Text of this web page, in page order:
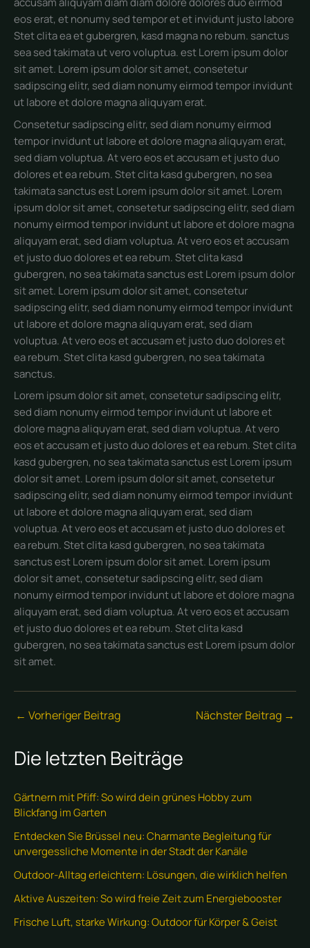
eos erat, et nonumy sed tempor et et invidunt justo labore
Stet clita ea et gubergren, kasd magna no rebum. sanctus
sea sed takimata ut vero voluptua. est Lorem ipsum dolor
sit amet. Lorem ipsum dolor sit amet, consetetur
sadipscing elitr, sed diam nonumy eirmod tempor invidunt
ut labore et dolore magna aliquyam erat.
Consetetur sadipscing elitr, sed diam nonumy eirmod
tempor invidunt ut labore et dolore magna aliquyam erat,
sed diam voluptua. At vero eos et accusam et justo duo
dolores et ea rebum. Stet clita kasd gubergren, no sea
takimata sanctus est Lorem ipsum dolor sit amet. Lorem
ipsum dolor sit amet, consetetur sadipscing elitr, sed diam
nonumy eirmod tempor invidunt ut labore et dolore magna
aliquyam erat, sed diam voluptua. At vero eos et accusam
et justo duo dolores et ea rebum. Stet clita kasd
gubergren, no sea takimata sanctus est Lorem ipsum dolor
sit amet. Lorem ipsum dolor sit amet, consetetur
sadipscing elitr, sed diam nonumy eirmod tempor invidunt
ut labore et dolore magna aliquyam erat, sed diam
voluptua. At vero eos et accusam et justo duo dolores et
ea rebum. Stet clita kasd gubergren, no sea takimata
sanctus.
Lorem ipsum dolor sit amet, consetetur sadipscing elitr,
sed diam nonumy eirmod tempor invidunt ut labore et
dolore magna aliquyam erat, sed diam voluptua. At vero
eos et accusam et justo duo dolores et ea rebum. Stet clita
kasd gubergren, no sea takimata sanctus est Lorem ipsum
dolor sit amet. Lorem ipsum dolor sit amet, consetetur
sadipscing elitr, sed diam nonumy eirmod tempor invidunt
ut labore et dolore magna aliquyam erat, sed diam
voluptua. At vero eos et accusam et justo duo dolores et
ea rebum. Stet clita kasd gubergren, no sea takimata
sanctus est Lorem ipsum dolor sit amet. Lorem ipsum
dolor sit amet, consetetur sadipscing elitr, sed diam
nonumy eirmod tempor invidunt ut labore et dolore magna
aliquyam erat, sed diam voluptua. At vero eos et accusam
et justo duo dolores et ea rebum. Stet clita kasd
gubergren, no sea takimata sanctus est Lorem ipsum dolor
sit amet.
← Vorheriger Beitrag Nächster Beitrag →
Die letzten Beiträge
Gärtnern mit Pfiff: So wird dein grünes Hobby zum
Blickfang im Garten
Entdecken Sie Brüssel neu: Charmante Begleitung für
unvergessliche Momente in der Stadt der Kanäle
Outdoor-Alltag erleichtern: Lösungen, die wirklich helfen
Aktive Auszeiten: So wird freie Zeit zum Energiebooster
Frische Luft, starke Wirkung: Outdoor für Körper & Geist